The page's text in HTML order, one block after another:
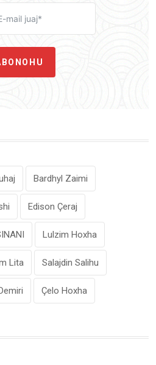
Bardhyl Zaimi
Edison Çeraj
Lulzim Hoxha
Lita Salajdin Salihu
Çelo Hoxha